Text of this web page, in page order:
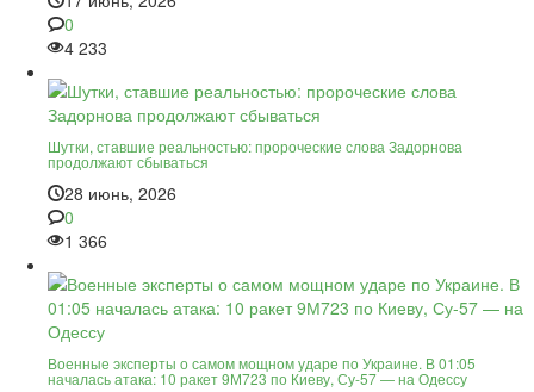
0
4 233
Шутки, ставшие реальностью: пророческие слова Задорнова
продолжают сбываться
28 июнь, 2026
0
1 366
Военные эксперты о самом мощном ударе по Украине. В 01:05
началась атака: 10 ракет 9М723 по Киеву, Су-57 — на Одессу